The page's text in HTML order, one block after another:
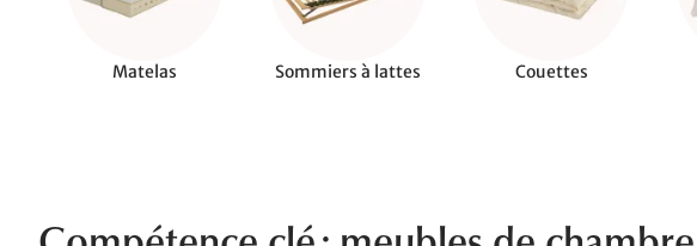
Matelas Sommiers à lattes Couettes